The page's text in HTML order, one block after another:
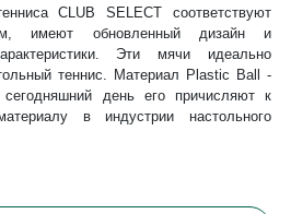
CLUB SELECT соответствуют
имеют обновленный дизайн и
Эти мячи идеально
теннис. Материал Plastic Ball -
день его причисляют к
в индустрии настольного